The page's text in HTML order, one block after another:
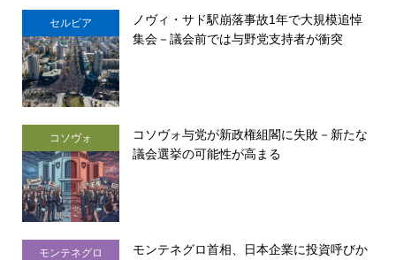
セルビア
ノヴィ・サド駅崩落事故1年で大規模追悼
集会－議会前では与野党支持者が衝突
コソヴォ
コソヴォ与党が新政権組閣に失敗－新たな
議会選挙の可能性が高まる
モンテネグロ
モンテネグロ首相、日本企業に投資呼びか